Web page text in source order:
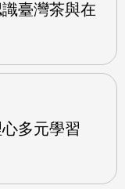
臺灣茶與在
多元學習